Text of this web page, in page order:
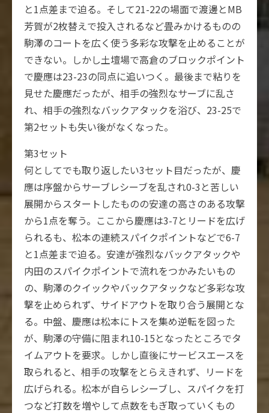
と1点差まで迫る。そして21-22の場面で渡邊とMB
芳賀が2枚替えで投入されるなど畳みかけるものの
駒澤のコートを広く使う多彩な攻撃を止めることが
できない。しかし土壇場で高倉のブロックポイント
で慶應は23-23の同点に追いつく。最後まで粘りを
見せた慶應だったが、相手の強烈なサーブに乱さ
れ、相手の強烈なバックアタックを浴び、23-25で
第2セットも失い後がなくなった。
第3セット
何としてでも取り返したい3セット目だったが、慶
應は序盤からサーブレシーブを乱され0-3と苦しい
展開からスタートしたものの安達の高さのある攻撃
から1点を奪う。ここから慶應は3-7とリードを広げ
られるも、松本の連続スパイクポイントなどで6-7
と1点差まで迫る。安達が強烈なバックアタックや
内田のスパイクポイントで流れをつかみたいもの
の、駒澤のクイックやバックアタックなど多彩な攻
撃を止められず、サイドアウトを取り合う展開とな
る。中盤、慶應は松本にトスを集め逆転を図った
が、駒澤の守備に阻まれ10-15となったところでタ
イムアウトを要求。しかし直後にサービスエースを
取られると、相手の攻撃をとらえきれず、リードを
広げられる。松本が自らレシーブし、スパイクを打
つなど打数を増やして点数をもぎ取っていくもの